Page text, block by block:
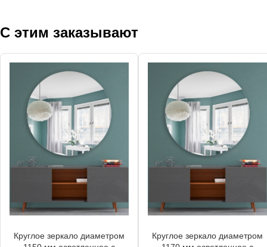
С этим заказывают
Круглое зеркало диаметром
Круглое зеркало диаметром